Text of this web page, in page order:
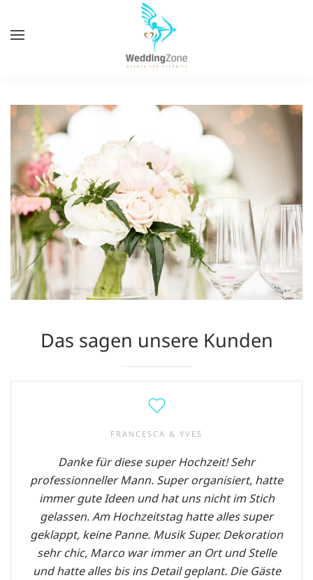
Das sagen unsere Kunden
FRANCESCA & YVES
Danke für diese super Hochzeit! Sehr
professionneller Mann. Super organisiert, hatte
immer gute Ideen und hat uns nicht im Stich
gelassen. Am Hochzeitstag hatte alles super
geklappt, keine Panne. Musik Super. Dekoration
sehr chic, Marco war immer an Ort und Stelle
und hatte alles bis ins Detail geplant. Die Gäste